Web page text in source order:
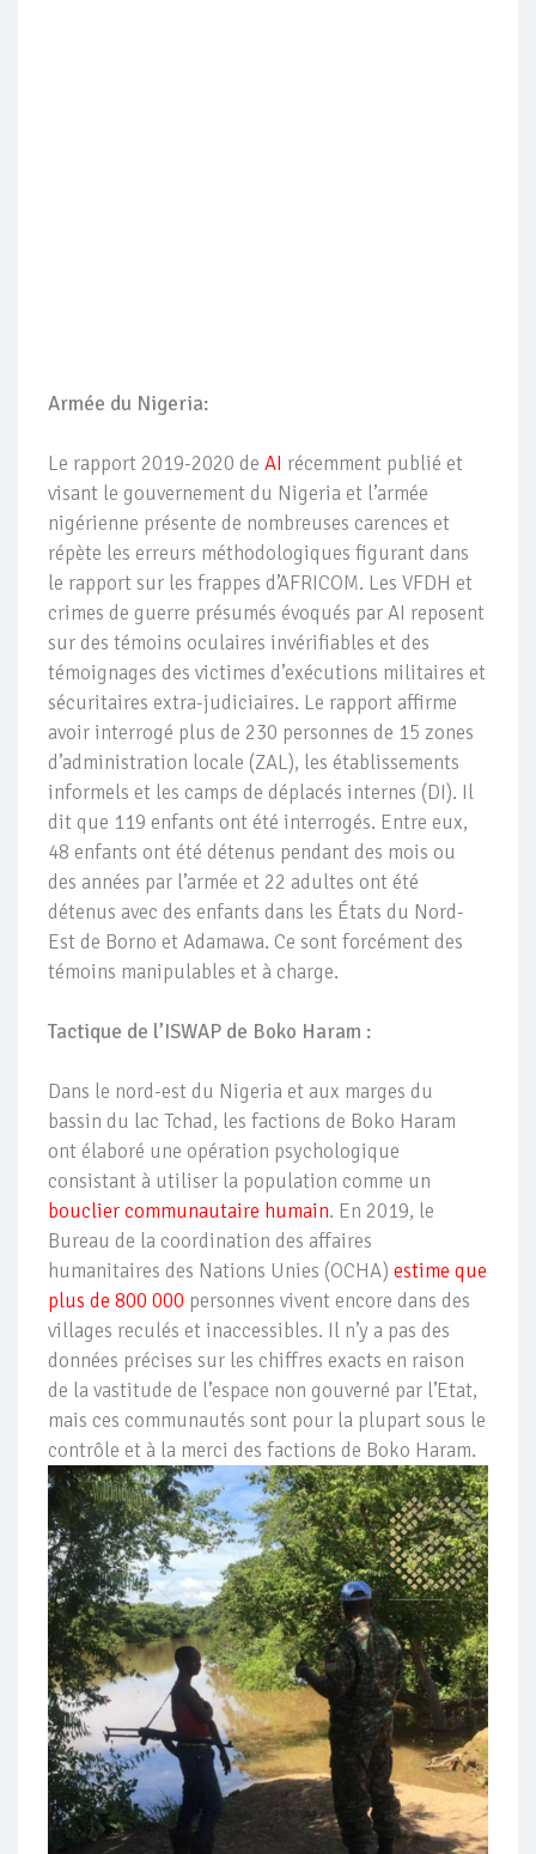
Armée du Nigeria:
Le rapport 2019-2020 de AI récemment publié et
visant le gouvernement du Nigeria et l’armée
nigérienne présente de nombreuses carences et
répète les erreurs méthodologiques figurant dans
le rapport sur les frappes d’AFRICOM. Les VFDH et
crimes de guerre présumés évoqués par AI reposent
sur des témoins oculaires invérifiables et des
témoignages des victimes d’exécutions militaires et
sécuritaires extra-judiciaires. Le rapport affirme
avoir interrogé plus de 230 personnes de 15 zones
d’administration locale (ZAL), les établissements
informels et les camps de déplacés internes (DI). Il
dit que 119 enfants ont été interrogés. Entre eux,
48 enfants ont été détenus pendant des mois ou
des années par l’armée et 22 adultes ont été
détenus avec des enfants dans les États du Nord-
Est de Borno et Adamawa. Ce sont forcément des
témoins manipulables et à charge.
Tactique de l’ISWAP de Boko Haram :
Dans le nord-est du Nigeria et aux marges du
bassin du lac Tchad, les factions de Boko Haram
ont élaboré une opération psychologique
consistant à utiliser la population comme un
bouclier communautaire humain. En 2019, le
Bureau de la coordination des affaires
humanitaires des Nations Unies (OCHA) estime que
plus de 800 000 personnes vivent encore dans des
villages reculés et inaccessibles. Il n’y a pas des
données précises sur les chiffres exacts en raison
de la vastitude de l’espace non gouverné par l’Etat,
mais ces communautés sont pour la plupart sous le
contrôle et à la merci des factions de Boko Haram.